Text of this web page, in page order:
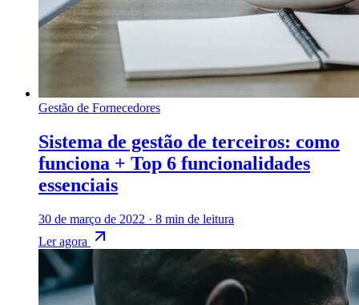
Gestão de Fornecedores
Sistema de gestão de terceiros: como
funciona + Top 6 funcionalidades
essenciais
30 de março de 2022 · 8 min de leitura
Ler agora